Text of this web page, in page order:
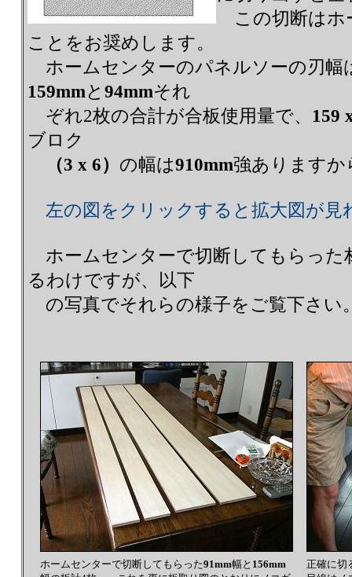
この切断はホ
ことをお奨めします。
ホームセンターのパネルソーの刃幅
159mmと 94mmそれ
ぞれ2枚の合計が合板使用量で、 159
ブロク
（3 x 6） の幅は910mm強ありますか
左の図をクリックすると拡大図が見
ホームセンターで切断してもらった
るわけですが、以下
の写真でそれらの様子をご覧下さ
ホームセンターで切断してもらった91mm幅と 156mm
正確に切